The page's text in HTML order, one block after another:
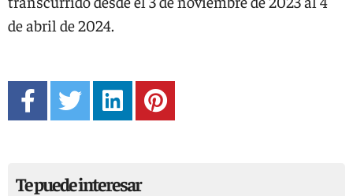
de abril de 2024.
Te puede interesar